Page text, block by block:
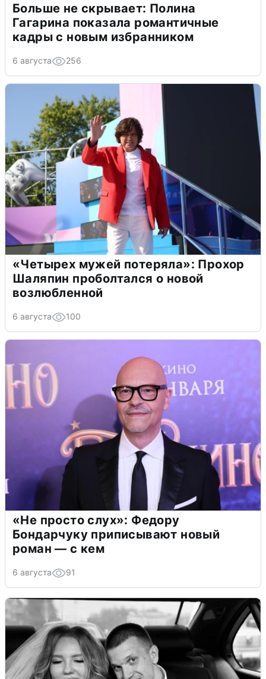
Больше не скрывает: Полина
Гагарина показала романтичные
кадры с новым избранником
6 августа 256
«Четырех мужей потеряла»: Прохор
Шаляпин проболтался о новой
возлюбленной
6 августа 100
«Не просто слух»: Федору
Бондарчуку приписывают новый
роман — с кем
6 августа 91